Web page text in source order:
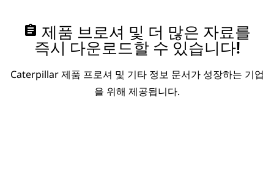
assignment 제품 브로셔 및 더 많은 자료를
즉시 다운로드할 수 있습니다!
Caterpillar 제품 프로셔 및 기타 정보 문서가 성장하는 기업
을 위해 제공됩니다.